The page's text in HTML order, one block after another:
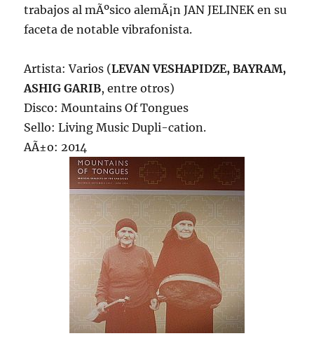
trabajos al mÃºsico alemÃ¡n JAN JELINEK en su
faceta de notable vibrafonista.
Artista: Varios (LEVAN VESHAPIDZE, BAYRAM,
ASHIG GARIB, entre otros)
Disco: Mountains Of Tongues
Sello: Living Music Dupli-cation.
AÃ±o: 2014